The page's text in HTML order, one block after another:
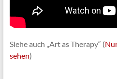
Siehe auch „Art as Therapy“ (
sehen)